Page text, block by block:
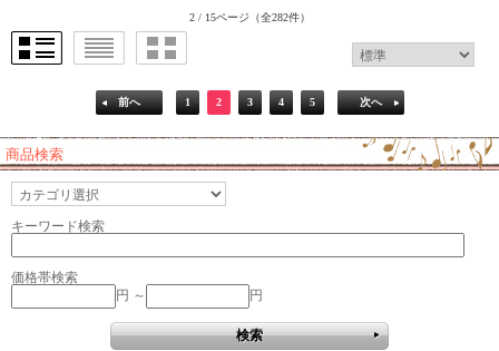
2 / 15ページ （全282件）
前へ 1 2 3 4 5 次へ
商品検索
キーワード検索
価格帯検索
円 ～
円